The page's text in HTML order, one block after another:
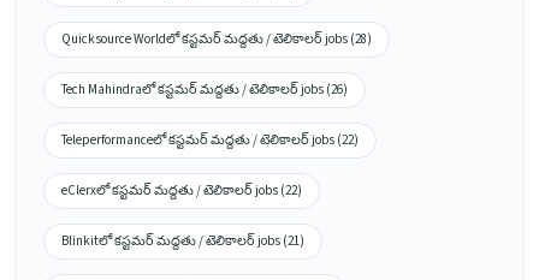
Quicksource Worldలో కస్టమర్ మద్దతు / టెలికాలర్ jobs (28)
Tech Mahindraలో కస్టమర్ మద్దతు / టెలికాలర్ jobs (26)
Teleperformanceలో కస్టమర్ మద్దతు / టెలికాలర్ jobs (22)
eClerxలో కస్టమర్ మద్దతు / టెలికాలర్ jobs (22)
Blinkitలో కస్టమర్ మద్దతు / టెలికాలర్ jobs (21)